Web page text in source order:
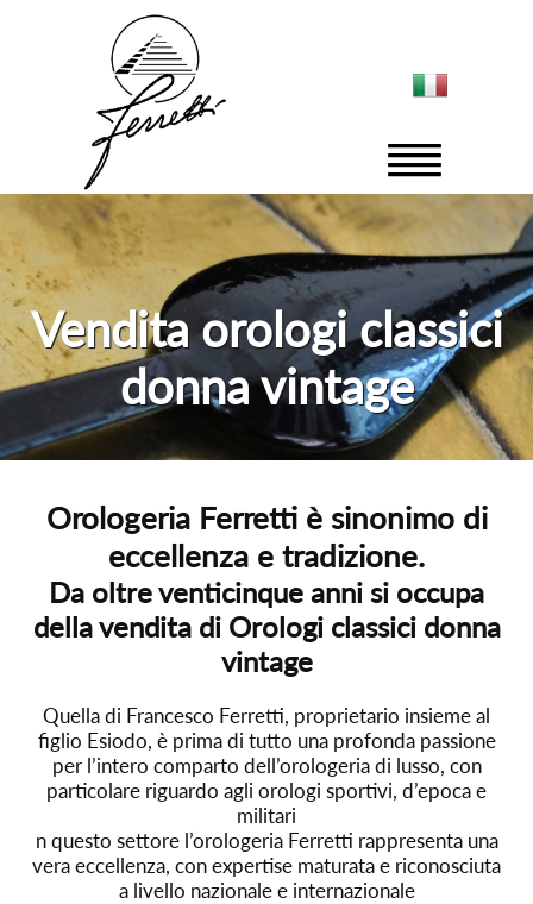
Vendita orologi classici
donna vintage
Orologeria Ferretti è sinonimo di
eccellenza e tradizione.
Da oltre venticinque anni si occupa
della vendita di Orologi classici donna
vintage
Quella di Francesco Ferretti, proprietario insieme al
figlio Esiodo, è prima di tutto una profonda passione
per l’intero comparto dell’orologeria di lusso, con
particolare riguardo agli orologi sportivi, d’epoca e
militari
n questo settore l’orologeria Ferretti rappresenta una
vera eccellenza, con expertise maturata e riconosciuta
a livello nazionale e internazionale